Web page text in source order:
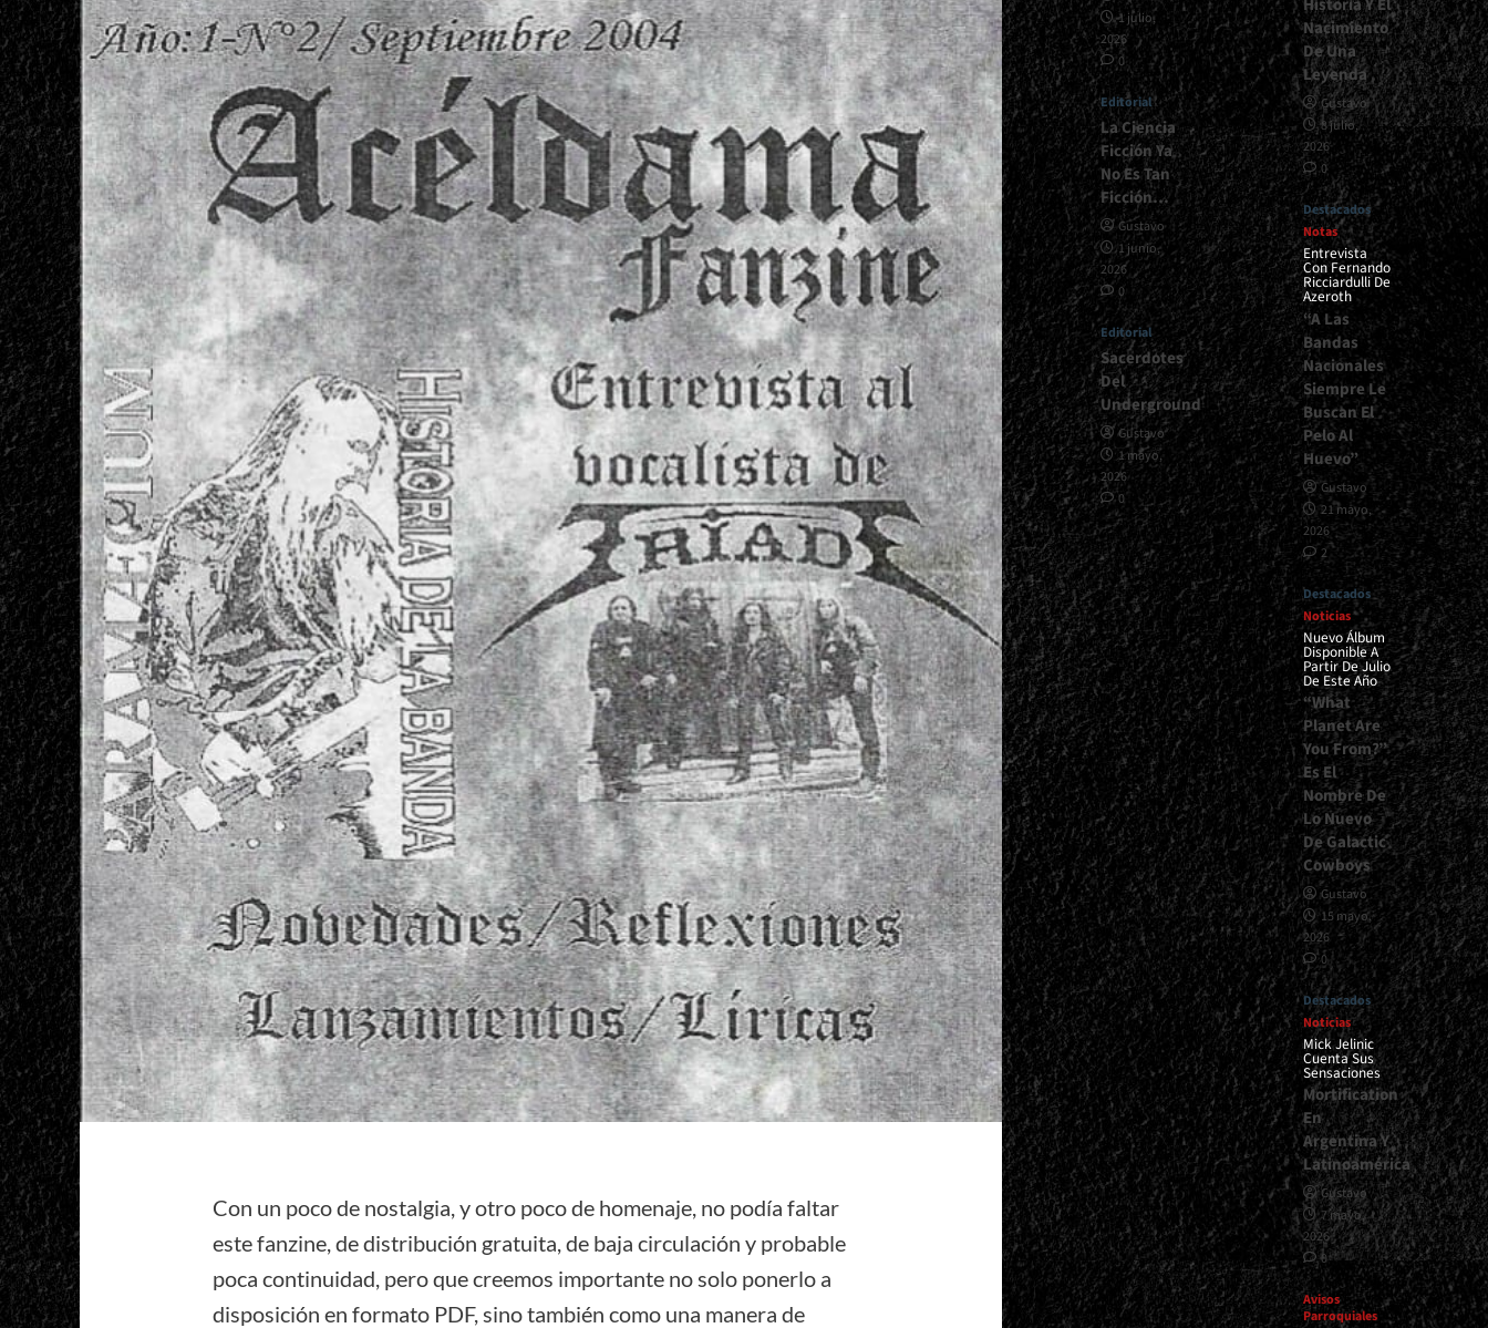
Con un poco de nostalgia, y otro poco de homenaje, no podía faltar
este fanzine, de distribución gratuita, de baja circulación y probable
poca continuidad, pero que creemos importante no solo ponerlo a
disposición en formato PDF, sino también como una manera de
1 julio,
2026
0
Editorial
La Ciencia
Ficción Ya
No Es Tan
Ficción…
Gustavo
1 junio,
2026
0
Editorial
Sacerdotes
Del
Underground
Gustavo
1 mayo,
2026
0
Historia Y El
Nacimiento
De Una
Leyenda
Gustavo
8 julio,
2026
0
Destacados
Notas
Entrevista
Con Fernando
Ricciardulli De
Azeroth
“A Las
Bandas
Nacionales
Siempre Le
Buscan El
Pelo Al
Huevo”
Gustavo
21 mayo,
2026
2
Destacados
Noticias
Nuevo Álbum
Disponible A
Partir De Julio
De Este Año
“What
Planet Are
You From?”
Es El
Nombre De
Lo Nuevo
De Galactic
Cowboys
Gustavo
15 mayo,
2026
0
Destacados
Noticias
Mick Jelinic
Cuenta Sus
Sensaciones
Mortification
En
Argentina Y
Latinoamérica
Gustavo
7 mayo,
2026
0
Avisos
Parroquiales